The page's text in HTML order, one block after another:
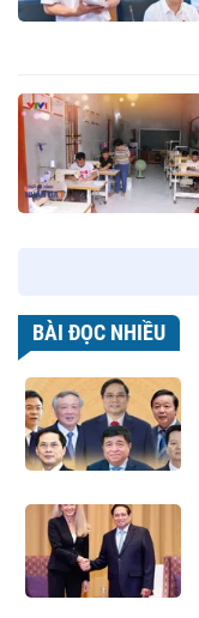
BÀI ĐỌC NHIỀU